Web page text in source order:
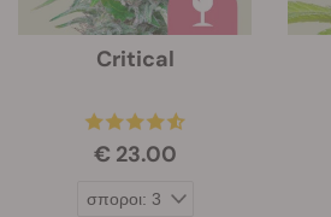
Critical
€ 23.00